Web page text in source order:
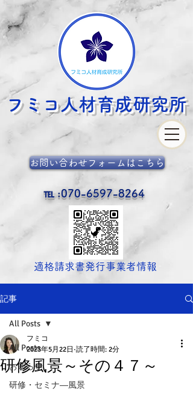
℡ :070-6597-8264
フミコ人材育成研究所
​適格請求書発行事業者情報
お問い合わせフォームはこちら
記事
All Posts
お知らせ
研修・セミナ―風景
All Posts
研修風景～その４７～
フミコ
2023年5月22日 読了時間: 2分